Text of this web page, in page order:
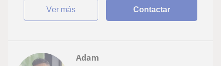
ver más Contactar
Adam